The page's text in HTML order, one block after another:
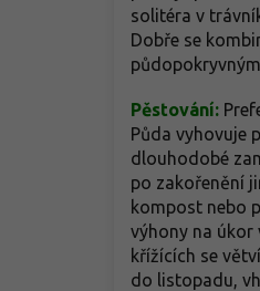
solitéra v
Dobře se
Pěstování:
Půda vyhovuje
dlouhodobé
po zakořenění
kompost nebo
výhony na úkor
křížících se
do listopadu,